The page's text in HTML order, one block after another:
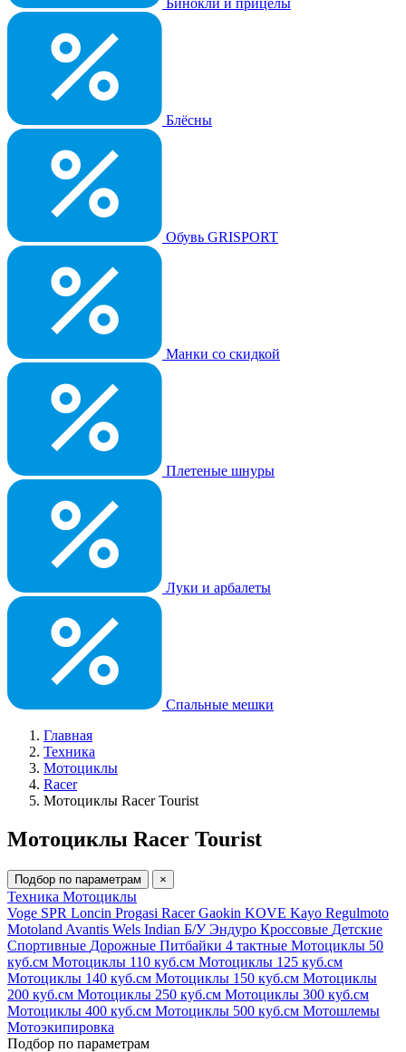
Бинокли и прицелы
Блёсны
Обувь GRISPORT
Манки со скидкой
Плетеные шнуры
Луки и арбалеты
Спальные мешки
Главная
Техника
Мотоциклы
Racer
Мотоциклы Racer Tourist
Мотоциклы Racer Tourist
Подбор по параметрам ×
Техника Мотоциклы
Voge SPR Loncin Progasi RacerGaokin KOVE Kayo Regulmoto
Motoland Avantis Wels Indian Б/УЭндуро Кроссовые Детские
Спортивные Дорожные Питбайки 4 тактные Мотоциклы 50
куб.см Мотоциклы 110 куб.см Мотоциклы 125 куб.см
Мотоциклы 140 куб.см Мотоциклы 150 куб.см Мотоциклы
200 куб.см Мотоциклы 250 куб.см Мотоциклы 300 куб.см
Мотоциклы 400 куб.см Мотоциклы 500 куб.см Мотошлемы
Мотоэкипировка
Подбор по параметрам